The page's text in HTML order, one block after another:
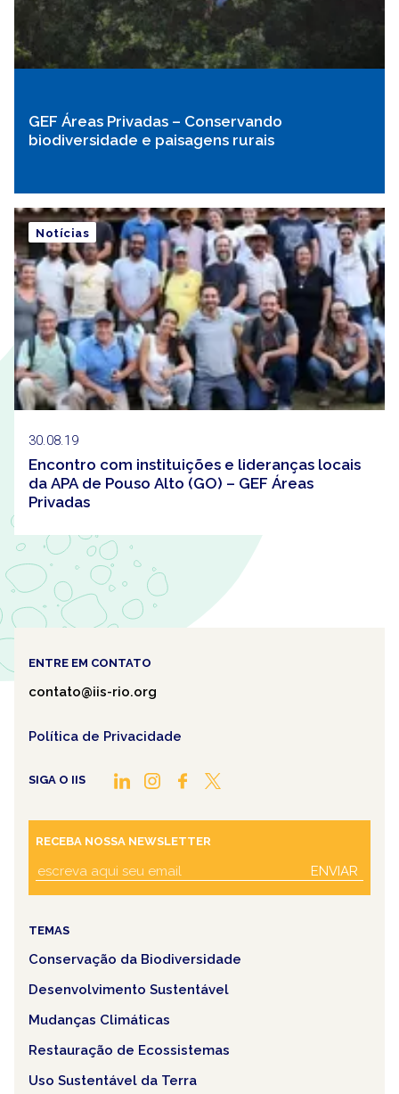
GEF Áreas Privadas – Conservando
biodiversidade e paisagens rurais
30.08.19
Encontro com instituições e lideranças locais
da APA de Pouso Alto (GO) – GEF Áreas
Privadas
Notícias
ENTRE EM CONTATO
contato@iis-rio.org
Política de Privacidade
SIGA O IIS
RECEBA NOSSA NEWSLETTER
ENVIAR
TEMAS
Conservação da Biodiversidade
Desenvolvimento Sustentável
Mudanças Climáticas
Restauração de Ecossistemas
Uso Sustentável da Terra